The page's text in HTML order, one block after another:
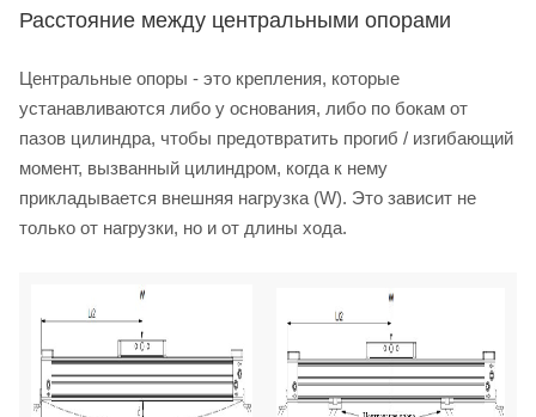
Расстояние между центральными опорами
Центральные опоры - это крепления, которые
устанавливаются либо у основания, либо по бокам от
пазов цилиндра, чтобы предотвратить прогиб / изгибающий
момент, вызванный цилиндром, когда к нему
прикладывается внешняя нагрузка (W). Это зависит не
только от нагрузки, но и от длины хода.